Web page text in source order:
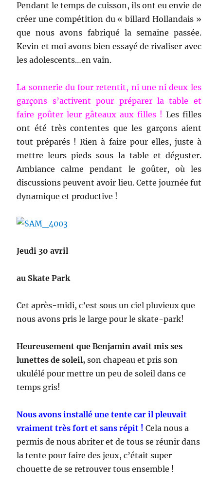
Pendant le temps de cuisson, ils ont eu envie de
créer une compétition du « billard Hollandais »
que nous avons fabriqué la semaine passée.
Kevin et moi avons bien essayé de rivaliser avec
les adolescents…en vain.
La sonnerie du four retentit, ni une ni deux les
garçons s’activent pour préparer la table et
faire goûter leur gâteaux aux filles ! Les filles
ont été très contentes que les garçons aient
tout préparés ! Rien à faire pour elles, juste à
mettre leurs pieds sous la table et déguster.
Ambiance calme pendant le goûter, où les
discussions peuvent avoir lieu. Cette journée fut
dynamique et productive !
Jeudi 30 avril
au Skate Park
Cet après-midi, c’est sous un ciel pluvieux que
nous avons pris le large pour le skate-park!
Heureusement que Benjamin avait mis ses
lunettes de soleil, son chapeau et pris son
ukulélé pour mettre un peu de soleil dans ce
temps gris!
Nous avons installé une tente car il pleuvait
vraiment très fort et sans répit ! Cela nous a
permis de nous abriter et de tous se réunir dans
la tente pour faire des jeux, c’était super
chouette de se retrouver tous ensemble !